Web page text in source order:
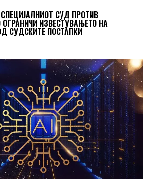
СУД ПРОТИВ
ОГРАНИЧИ ИЗВЕСТУВАЊЕТО НА
СУДСКИТЕ ПОСТАПКИ